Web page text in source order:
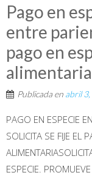
Pago en
entre
pago en
alimentaria
Publicada en abril
PAGO EN ESPECIE
SOLICITA SE FIJE EL
ESPECIE.